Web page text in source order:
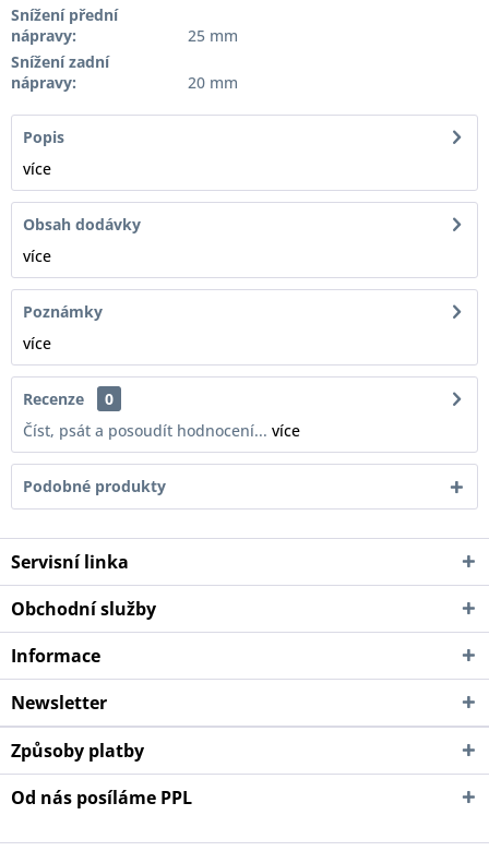
Snížení přední
nápravy:
25 mm
Snížení zadní
nápravy:
20 mm
Popis
více
Obsah dodávky
více
Poznámky
více
Recenze
0
Číst, psát a posoudít hodnocení... více
Podobné produkty
Servisní linka
Obchodní služby
Informace
Newsletter
Způsoby platby
Od nás posíláme PPL